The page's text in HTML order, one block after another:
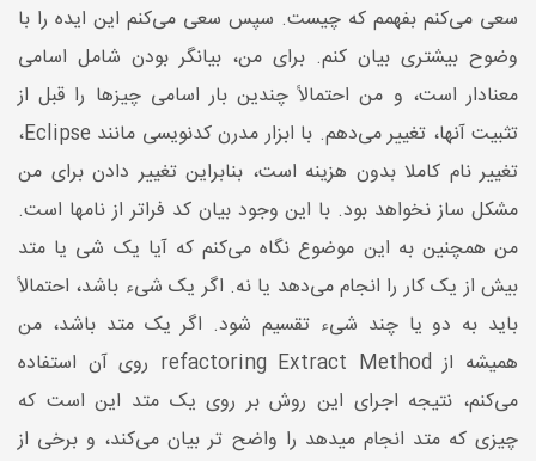
سعی می‌کنم بفهمم که چیست. سپس سعی می‌کنم این ایده را با
وضوح بیشتری بیان کنم. برای من، بیانگر بودن شامل اسامی
معنادار است، و من احتمالاً چندین بار اسامی چیزها را قبل از
تثبیت آنها، تغییر می‌دهم. با ابزار مدرن کدنویسی مانند Eclipse،
تغییر نام کاملا بدون هزینه است، بنابراین تغییر دادن برای من
مشکل ساز نخواهد بود. با این وجود بیان کد فراتر از نامها است.
من همچنین به این موضوع نگاه می‌کنم که آیا یک شی یا متد
بیش از یک کار را انجام می‌دهد یا نه. اگر یک شیء باشد، احتمالاً
باید به دو یا چند شیء تقسیم شود. اگر یک متد باشد، من
همیشه از refactoring Extract Method روی آن استفاده
می‌کنم، نتیجه اجرای این روش بر روی یک متد این است که
چیزی که متد انجام میدهد را واضح تر بیان می‌کند، و برخی از